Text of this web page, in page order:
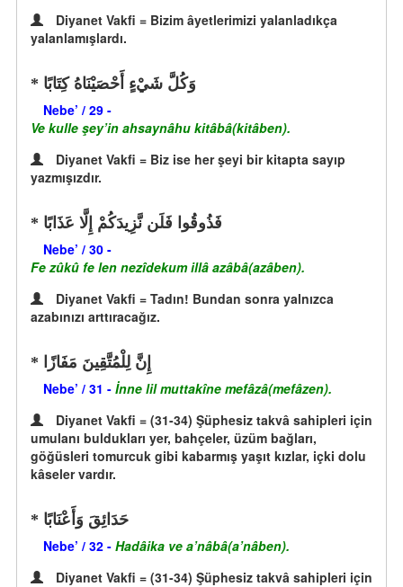
Diyanet Vakfi = Bizim âyetlerimizi yalanladıkça
yalanlamışlardı.
وَكُلَّ شَيْءٍ أَحْصَيْنَاهُ كِتَابًا
Nebe’ / 29 -
Ve kulle şey’in ahsaynâhu kitâbâ(kitâben).
Diyanet Vakfi = Biz ise her şeyi bir kitapta sayıp
yazmışızdır.
فَذُوقُوا فَلَن نَّزِيدَكُمْ إِلَّا عَذَابًا
Nebe’ / 30 -
Fe zûkû fe len nezîdekum illâ azâbâ(azâben).
Diyanet Vakfi = Tadın! Bundan sonra yalnızca
azabınızı arttıracağız.
إِنَّ لِلْمُتَّقِينَ مَفَازًا
Nebe’ / 31 - İnne lil muttakîne mefâzâ(mefâzen).
Diyanet Vakfi = (31-34) Şüphesiz takvâ sahipleri için
umulanı buldukları yer, bahçeler, üzüm bağları,
göğüsleri tomurcuk gibi kabarmış yaşıt kızlar, içki dolu
kâseler vardır.
حَدَائِقَ وَأَعْنَابًا
Nebe’ / 32 - Hadâika ve a’nâbâ(a’nâben).
Diyanet Vakfi = (31-34) Şüphesiz takvâ sahipleri için